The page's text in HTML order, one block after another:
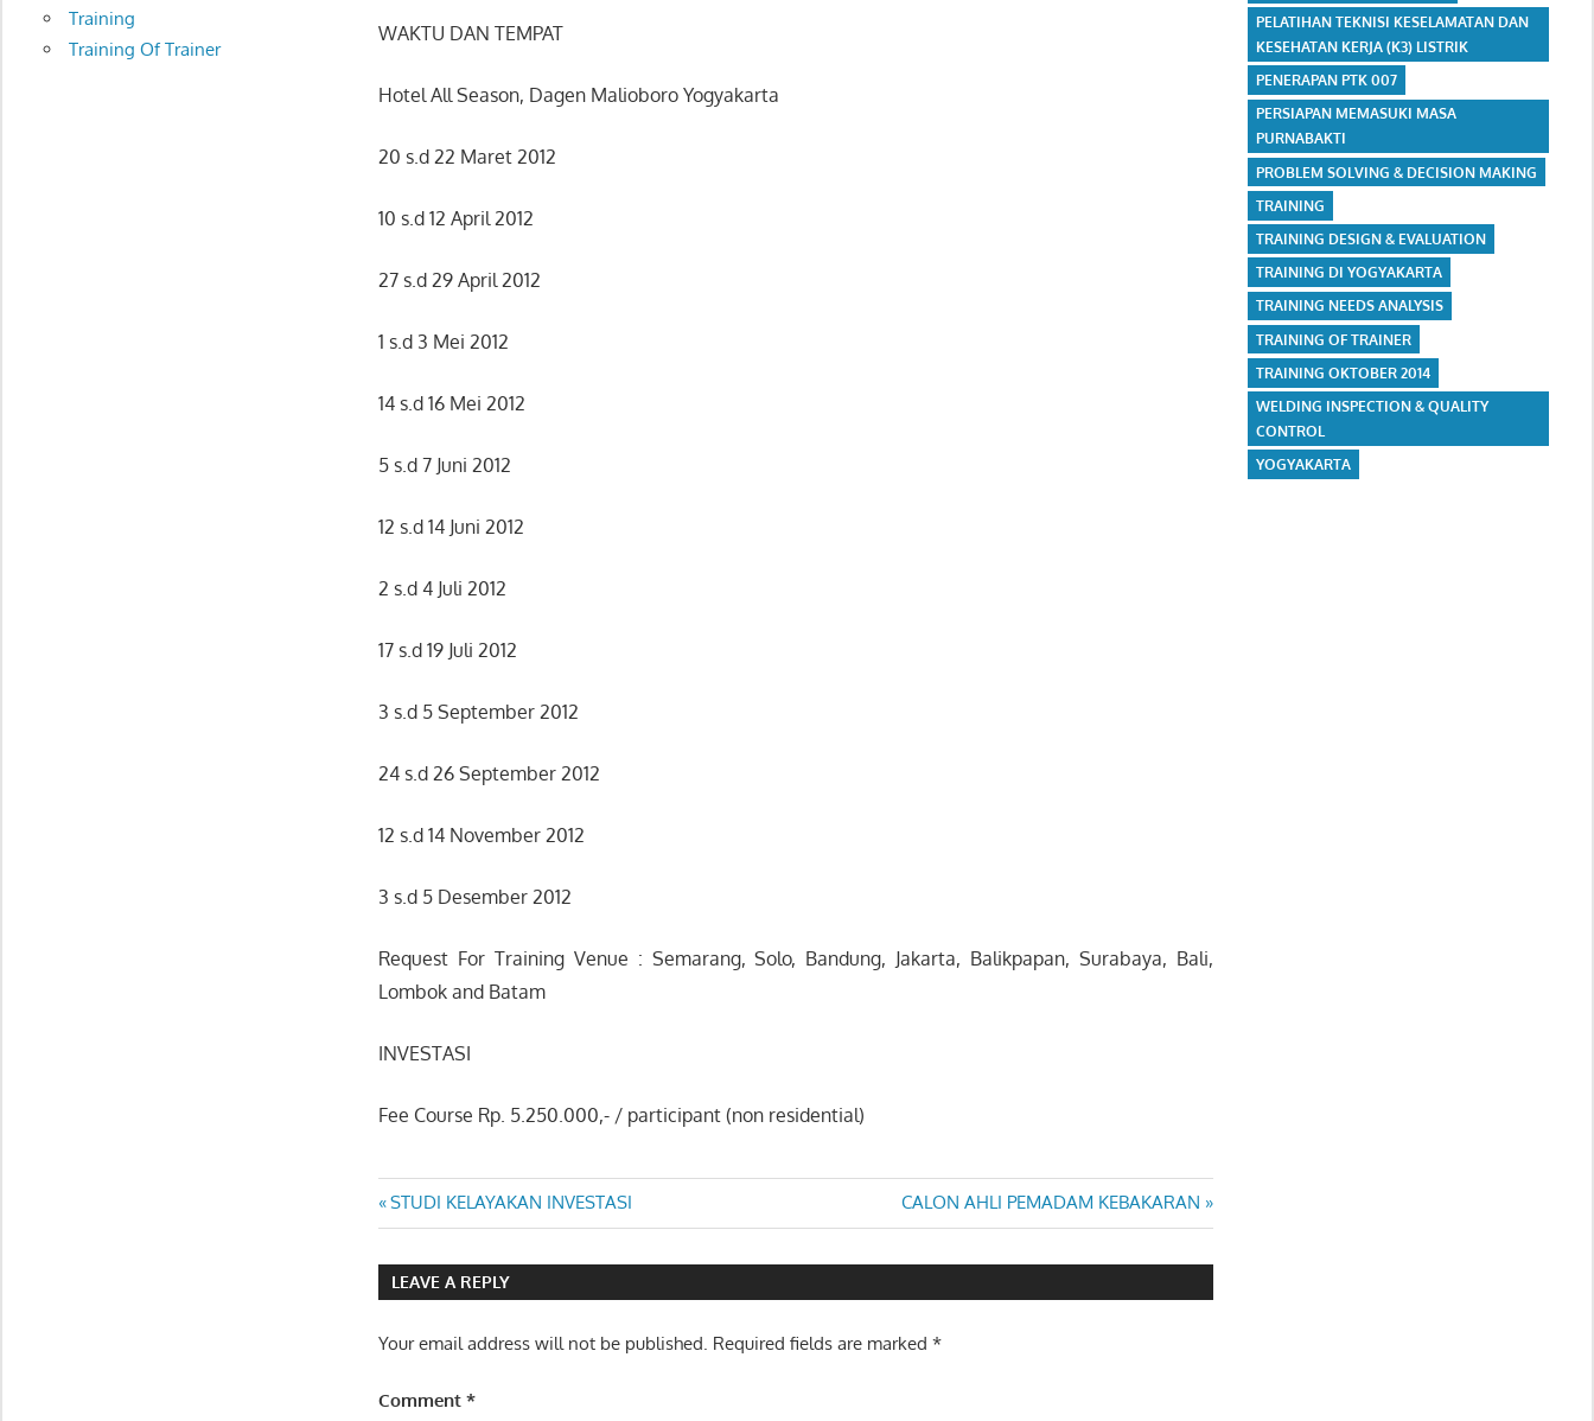
WAKTU DAN TEMPAT
Hotel All Season, Dagen Malioboro Yogyakarta
20 s.d 22 Maret 2012
10 s.d 12 April 2012
27 s.d 29 April 2012
1 s.d 3 Mei 2012
14 s.d 16 Mei 2012
5 s.d 7 Juni 2012
12 s.d 14 Juni 2012
2 s.d 4 Juli 2012
17 s.d 19 Juli 2012
3 s.d 5 September 2012
24 s.d 26 September 2012
12 s.d 14 November 2012
3 s.d 5 Desember 2012
Request For Training Venue : Semarang, Solo, Bandung, Jakarta, Balikpapan, Surabaya, Bali,
Lombok and Batam
INVESTASI
Fee Course Rp. 5.250.000,- / participant (non residential)
ANALYSIS
Post
navigation
Previous
Post:
STUDI KELAYAKAN INVESTASI
Next
Post:
CALON AHLI PEMADAM KEBAKARAN
LEAVE A REPLY
Your email address will not be published. Required fields are marked*
Comment*
Training
Training Of Trainer
PELATIHAN TEKNISI KESELAMATAN DAN
KESEHATAN KERJA (K3) LISTRIK
PENERAPAN PTK 007
PERSIAPAN MEMASUKI MASA
PURNABAKTI
PROBLEM SOLVING & DECISION MAKING
TRAINING
TRAINING DESIGN & EVALUATION
TRAINING DI YOGYAKARTA
TRAINING NEEDS ANALYSIS
TRAINING OF TRAINER
TRAINING OKTOBER 2014
WELDING INSPECTION & QUALITY
CONTROL
YOGYAKARTA